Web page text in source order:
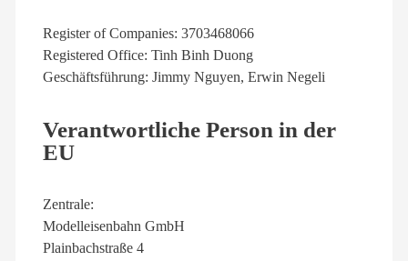
Register of Companies: 3703468066
Registered Office: Tinh Binh Duong
Geschäftsführung: Jimmy Nguyen, Erwin Negeli
Verantwortliche Person in der
EU
Zentrale:
Modelleisenbahn GmbH
Plainbachstraße 4